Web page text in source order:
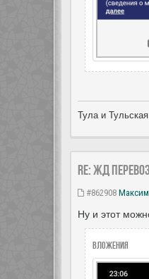
Тула и
Re: ЖД
#862908
Ну и этот
Вложения